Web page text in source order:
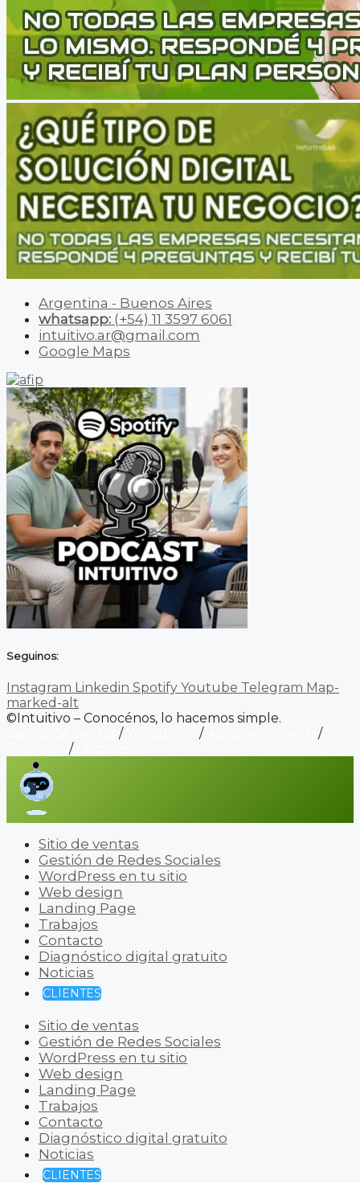
Argentina - Buenos Aires
whatsapp: (+54) 11 3597 6061
intuitivo.ar@gmail.com
Google Maps
Seguinos:
Instagram Linkedin Spotify Youtube Telegram Map-
marked-alt
©Intuitivo – Conocénos, lo hacemos simple.
/ /
/
/
Sitio de ventas
Gestión de Redes Sociales
WordPress en tu sitio
Web design
Landing Page
Trabajos
Contacto
Diagnóstico digital gratuito
Noticias
CLIENTES
Sitio de ventas
Gestión de Redes Sociales
WordPress en tu sitio
Web design
Landing Page
Trabajos
Contacto
Diagnóstico digital gratuito
Noticias
CLIENTES